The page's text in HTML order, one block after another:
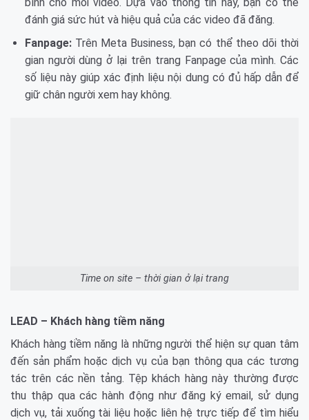
đánh giá sức hút và hiệu quả của các video đã đăng.
Fanpage: Trên Meta Business, bạn có thể theo dõi thời
gian người dùng ở lại trên trang Fanpage của mình. Các
số liệu này giúp xác định liệu nội dung có đủ hấp dẫn để
giữ chân người xem hay không.
Time on site – thời gian ở lại trang
LEAD – Khách hàng tiềm năng
Khách hàng tiềm năng là những người thể hiện sự quan tâm
đến sản phẩm hoặc dịch vụ của bạn thông qua các tương
tác trên các nền tảng. Tệp khách hàng này thường được
thu thập qua các hành động như đăng ký email, sử dụng
dịch vụ, tải xuống tài liệu hoặc liên hệ trực tiếp để tìm hiểu